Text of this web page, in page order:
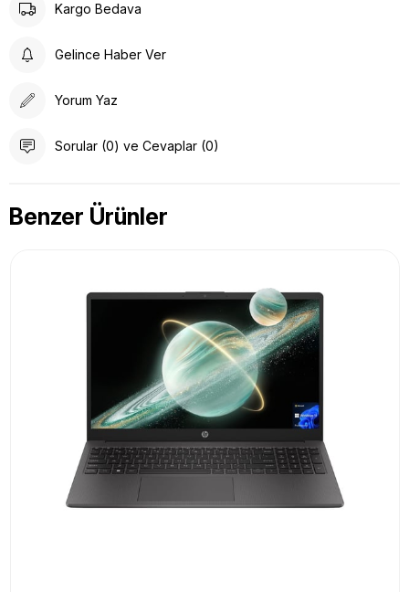
Kargo Bedava
Gelince Haber Ver
Yorum Yaz
Sorular (0) ve Cevaplar (0)
Benzer Ürünler